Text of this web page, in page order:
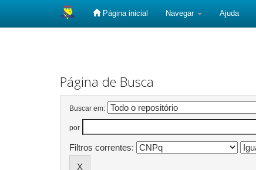
Página inicial Navegar Ajuda
Página de Busca
Buscar em:
por
Filtros correntes: